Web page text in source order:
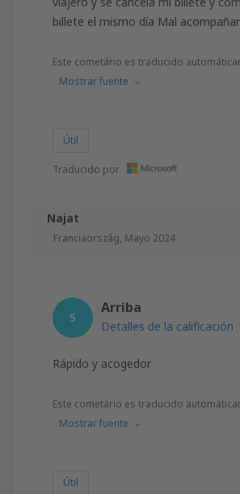
Najat
Franciaország, Mayo 2024
billete el mismo día Mal
Este cometário es traducido
Mostrar fuente
Útil
Traducido por
5
Arriba
Detalles de la calificación
Rápido y acogedor
Este cometário es traducido
Mostrar fuente
Útil